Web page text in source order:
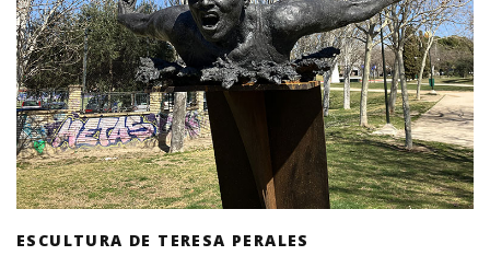
ESCULTURA DE TERESA PERALES